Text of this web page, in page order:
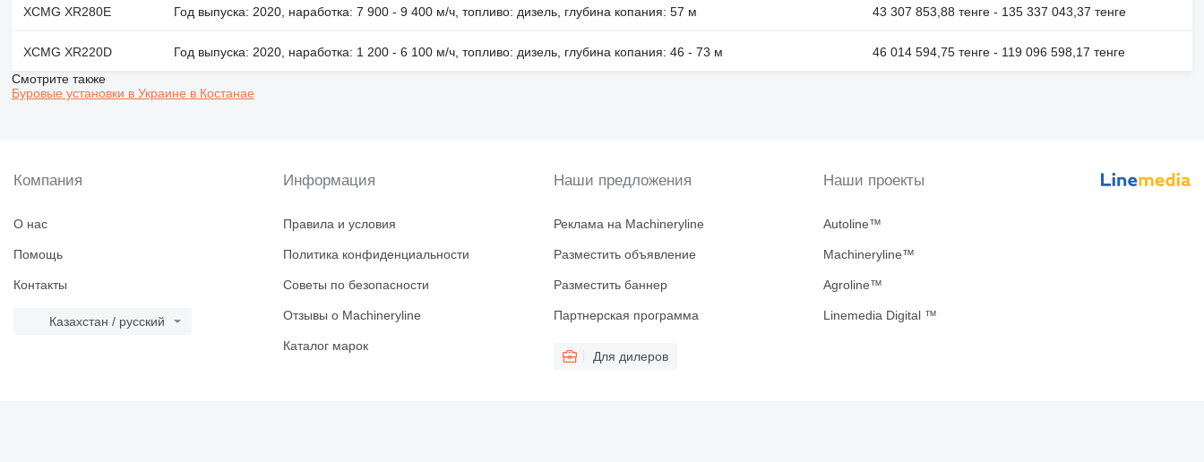
XCMG XR280E Год выпуска: 2020, наработка: 7 900 - 9 400 м/ч, топливо: дизель, глубина копания: 57 м 43 307 853,88 тенге - 135 337 043,37 тенге
XCMG XR220D Год выпуска: 2020, наработка: 1 200 - 6 100 м/ч, топливо: дизель, глубина копания: 46 - 73 м
46 014 594,75 тенге - 119 096 598,17 тенге
Смотрите также
Буровые установки в Украине в Костанае
Компания
О нас
Помощь
Контакты
Казахстан / русский
Информация
Правила и условия
Политика конфиденциальности
Советы по безопасности
Отзывы о Machineryline
Каталог марок
Наши предложения
Реклама на Machineryline
Разместить объявление
Разместить баннер
Партнерская программа
Для дилеров
Наши проекты
Autoline™
Machineryline™
Agroline™
Linemedia Digital ™